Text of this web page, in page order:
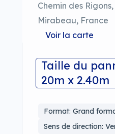
Chemin des
Mirabeau, France
Voir la carte
Taille du
20m x 2.40m
Format: Grand
Sens de direction: